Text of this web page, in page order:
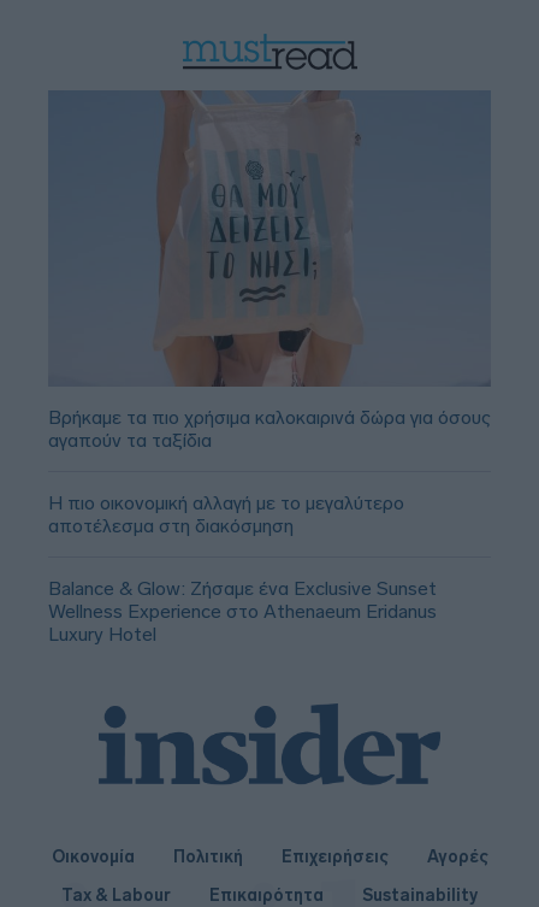
Βρήκαμε τα πιο χρήσιμα καλοκαιρινά δώρα για όσους
αγαπούν τα ταξίδια
Η πιο οικονομική αλλαγή με το μεγαλύτερο
αποτέλεσμα στη διακόσμηση
Balance & Glow: Ζήσαμε ένα Exclusive Sunset
Wellness Experience στο Athenaeum Eridanus
Luxury Hotel
Οικονομία Πολιτική Επιχειρήσεις
Αγορές
Tax & Labour
Επικαιρότητα Sustainability